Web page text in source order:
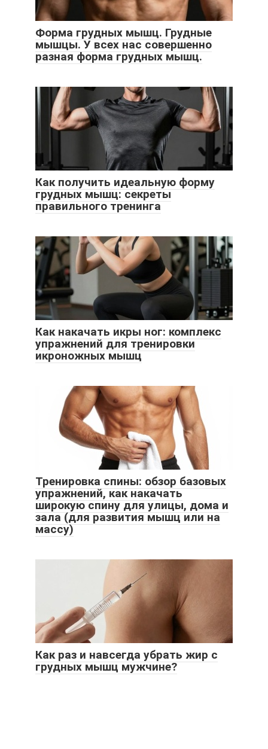
Форма грудных мышц. Грудные
мышцы. У всех нас совершенно
разная форма грудных мышц.
Как получить идеальную форму
грудных мышц: секреты
правильного тренинга
Как накачать икры ног: комплекс
упражнений для тренировки
икроножных мышц
Тренировка спины: обзор базовых
упражнений, как накачать
широкую спину для улицы, дома и
зала (для развития мышц или на
массу)
Как раз и навсегда убрать жир с
грудных мышц мужчине?